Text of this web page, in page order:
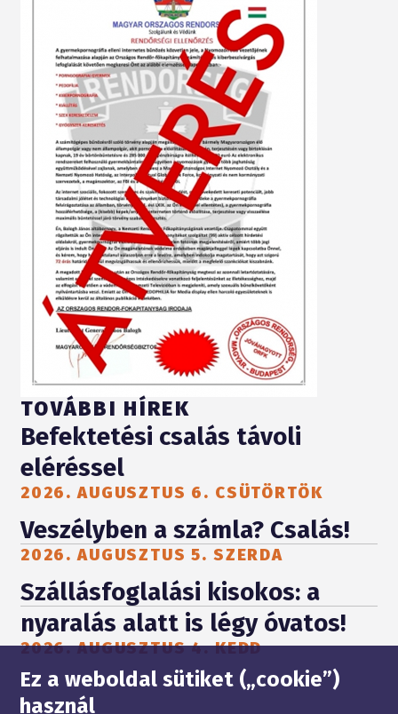
TOVÁBBI HÍREK
Befektetési csalás távoli
eléréssel
2026. AUGUSZTUS 6. CSÜTÖRTÖK
Veszélyben a számla? Csalás!
2026. AUGUSZTUS 5. SZERDA
Szállásfoglalási kisokos: a
nyaralás alatt is légy óvatos!
2026. AUGUSZTUS 4. KEDD
Ez a weboldal sütiket („cookie”)
használ